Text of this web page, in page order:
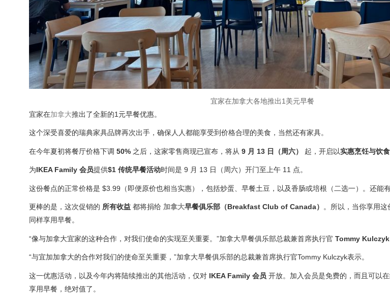
宜家在加拿大各地推出1美元早餐
宜家在加拿大推出了全新的1元早餐优惠。
这个深受喜爱的瑞典家具品牌再次出手，确保人人都能享受到价格合理的美食，当然还有家具。
在今年夏初将餐厅价格下调 50% 之后，这家零售商现已宣布，将从 9 月 13 日（周六） 起，开启以实惠烹饪与饮食
为IKEA Family 会员提供$1 传统早餐活动时间是 9 月 13 日（周六）开门至上午 11 点。
这份餐点的正常价格是 $3.99（即便原价也相当实惠），包括炒蛋、早餐土豆，以及香肠或培根（二选一）。还能
更棒的是，这次促销的 所有收益 都将捐给 加拿大早餐俱乐部（Breakfast Club of Canada） 。所以，当你享用
同样享用早餐。
“像与加拿大宜家的这种合作，对我们使命的实现至关重要。”加拿大早餐俱乐部总裁兼首席执行官 Tommy Kulczyk
“与宜加加拿大的合作对我们的使命至关重要，”加拿大早餐俱乐部的总裁兼首席执行官Tommy Kulczyk表示。
这一优惠活动，以及今年内将陆续推出的其他活动，仅对 IKEA Family 会员 开放。加入会员是免费的，而且可以
享用早餐，绝对值了。